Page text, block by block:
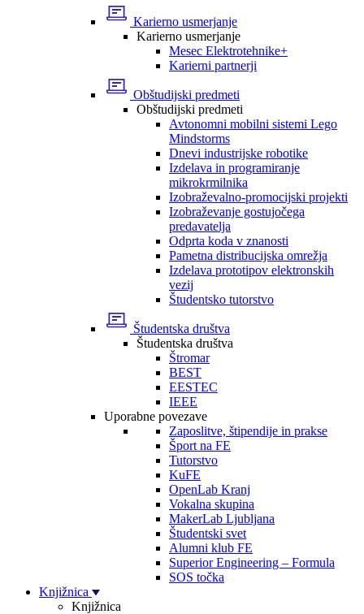
Karierno usmerjanje
Karierno usmerjanje
Mesec Elektrotehnike+
Karierni partnerji
Obštudijski predmeti
Obštudijski predmeti
Avtonomni mobilni sistemi Lego
Mindstorms
Dnevi industrijske robotike
Izdelava in programiranje
mikrokrmilnika
Izobraževalno-promocijski projekti
Izobraževanje gostujočega
predavatelja
Odprta koda v znanosti
Pametna distribucijska omrežja
Izdelava prototipov elektronskih
vezij
Študentsko tutorstvo
Študentska društva
Študentska društva
Štromar
BEST
EESTEC
IEEE
Uporabne povezave
Zaposlitve, štipendije in prakse
Šport na FE
Tutorstvo
KuFE
OpenLab Kranj
Vokalna skupina
MakerLab Ljubljana
Študentski svet
Alumni klub FE
Superior Engineering – Formula
SOS točka
Knjižnica
Knjižnica